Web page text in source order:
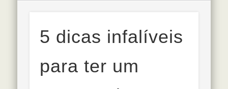
5 dicas infalíveis
para ter um